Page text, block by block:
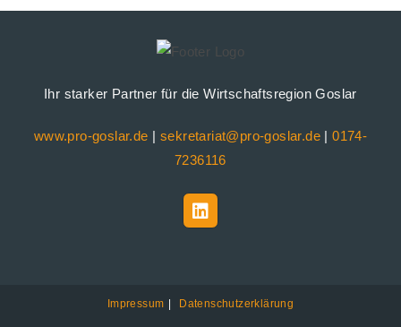
Ihr starker Partner für die Wirtschaftsregion Goslar
www.pro-goslar.de | sekretariat@pro-goslar.de|0174-
7236116
Impressum Datenschutzerklärung